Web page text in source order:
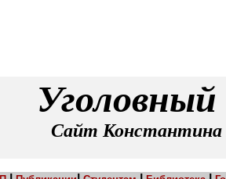
Уголовный
Сайт Константина